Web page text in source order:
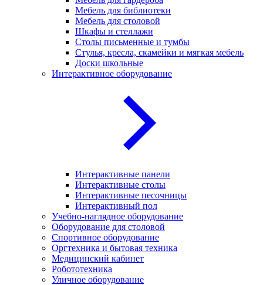
Мебель для библиотеки
Мебель для столовой
Шкафы и стеллажи
Столы письменные и тумбы
Стулья, кресла, скамейки и мягкая мебель
Доски школьные
Интерактивное оборудование
Интерактивные панели
Интерактивные столы
Интерактивные песочницы
Интерактивный пол
Учебно-наглядное оборудование
Оборудование для столовой
Спортивное оборудование
Оргтехника и бытовая техника
Медицинский кабинет
Робототехника
Уличное оборудование